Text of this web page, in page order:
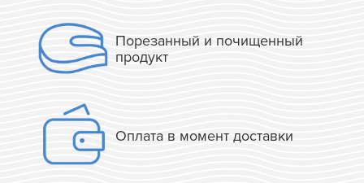
Порезанный и почищенный
продукт
Оплата в момент доставки